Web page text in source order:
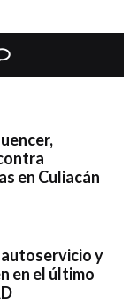
en Culiacán
y
en el último